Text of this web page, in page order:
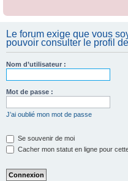
Le forum exige que vous
pouvoir consulter le profil
Nom d’utilisateur :
Mot de passe :
J’ai oublié mon mot de passe
Se souvenir de moi
Cacher mon statut en ligne pour